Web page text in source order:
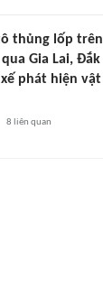
thủng lốp trên
Gia Lai, Đắk
xế phát hiện vật
8 liên quan